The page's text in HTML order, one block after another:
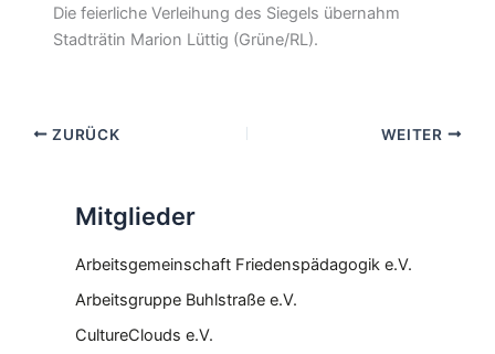
Die feierliche Verleihung des Siegels übernahm
Stadträtin Marion Lüttig (Grüne/RL).
ZURÜCK WEITER
Mitglieder
Arbeitsgemeinschaft Friedenspädagogik e.V.
Arbeitsgruppe Buhlstraße e.V.
CultureClouds e.V.